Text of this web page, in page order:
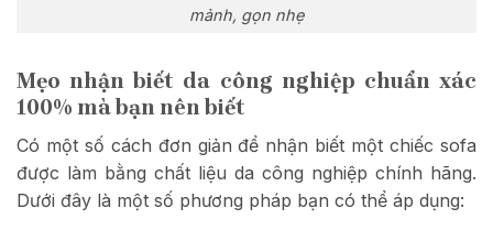
mảnh, gọn nhẹ
Mẹo nhận biết da công nghiệp chuẩn xác
100% mà bạn nên biết
Có một số cách đơn giản để nhận biết một chiếc sofa
được làm bằng chất liệu da công nghiệp chính hãng.
Dưới đây là một số phương pháp bạn có thể áp dụng: